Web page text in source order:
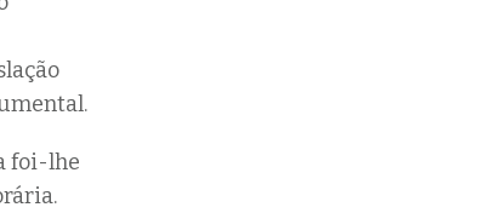
foi-lhe